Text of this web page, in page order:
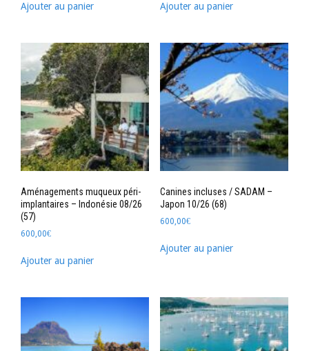
Ajouter au panier Ajouter au panier
Aménagements muqueux péri-
implantaires – Indonésie 08/26
(57)
600,00€
Ajouter au panier
Canines incluses / SADAM –
Japon 10/26 (68)
600,00€
Ajouter au panier